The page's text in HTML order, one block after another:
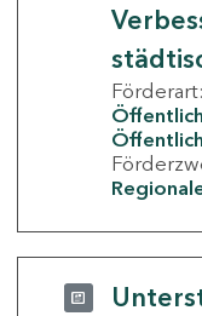
Förderart: